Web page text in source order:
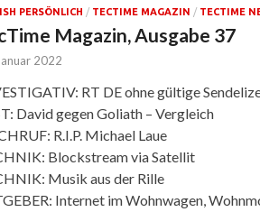
PERSÖNLICH / TECTIME MAGAZIN / TECTIME
Magazin, Ausgabe 37
2022
RT DE ohne gültige
David gegen Goliath – Vergleich
R.I.P. Michael Laue
Blockstream via Satellit
Musik aus der Rille
Internet im Wohnwagen,